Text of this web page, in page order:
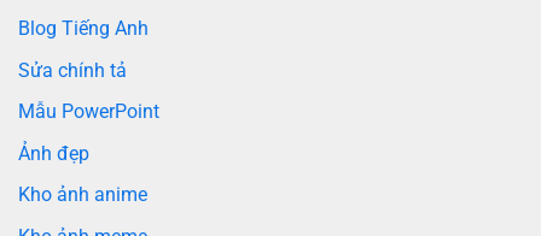
Blog Tiếng Anh
Sửa chính tả
Mẫu PowerPoint
Ảnh đẹp
Kho ảnh anime